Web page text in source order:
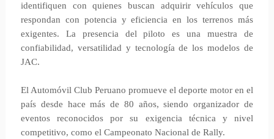
identifiquen con quienes buscan adquirir vehículos que
respondan con potencia y eficiencia en los terrenos más
exigentes. La presencia del piloto es una muestra de
confiabilidad, versatilidad y tecnología de los modelos de
JAC.
El Automóvil Club Peruano promueve el deporte motor en el
país desde hace más de 80 años, siendo organizador de
eventos reconocidos por su exigencia técnica y nivel
competitivo, como el Campeonato Nacional de Rally.